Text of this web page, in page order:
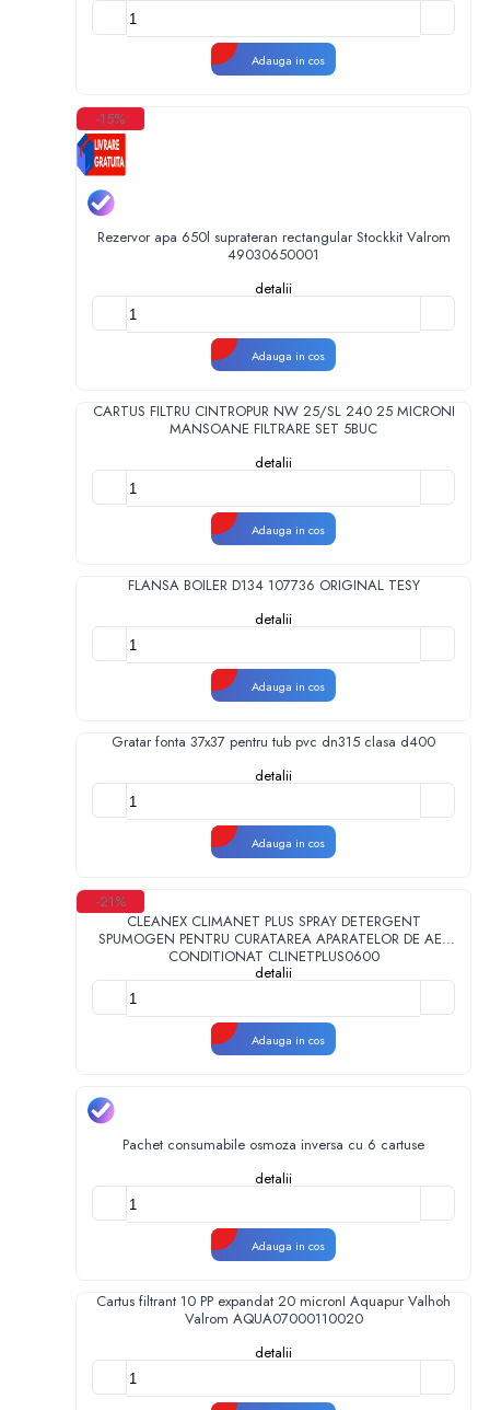
Adauga in cos
-15%
Rezervor apa 650l suprateran rectangular Stockkit Valrom
49030650001
detalii
Adauga in cos
CARTUS FILTRU CINTROPUR NW 25/SL 240 25 MICRONI
MANSOANE FILTRARE SET 5BUC
detalii
Adauga in cos
FLANSA BOILER D134 107736 ORIGINAL TESY
detalii
Adauga in cos
Gratar fonta 37x37 pentru tub pvc dn315 clasa d400
detalii
Adauga in cos
-21%
CLEANEX CLIMANET PLUS SPRAY DETERGENT
SPUMOGEN PENTRU CURATAREA APARATELOR DE AER
CONDITIONAT CLINETPLUS0600
detalii
Adauga in cos
Pachet consumabile osmoza inversa cu 6 cartuse
detalii
Adauga in cos
Cartus filtrant 10 PP expandat 20 micronI Aquapur Valhoh
Valrom AQUA07000110020
detalii